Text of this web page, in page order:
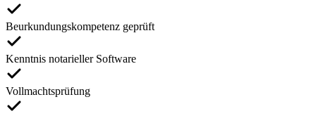
Beurkundungskompetenz geprüft
Kenntnis notarieller Software
Vollmachtsprüfung